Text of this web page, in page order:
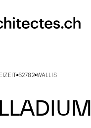
62782 WALLIS